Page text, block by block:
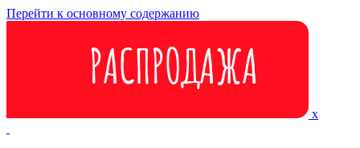
Перейти к основному содержанию
x